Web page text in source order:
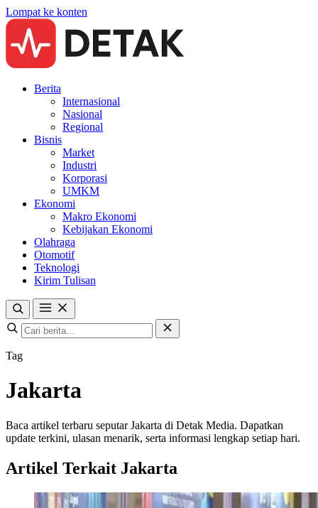
Lompat ke konten
Berita
Internasional
Nasional
Regional
Bisnis
Market
Industri
Korporasi
UMKM
Ekonomi
Makro Ekonomi
Kebijakan Ekonomi
Olahraga
Otomotif
Teknologi
Kirim Tulisan
Tag
Jakarta
Baca artikel terbaru seputar Jakarta di Detak Media. Dapatkan
update terkini, ulasan menarik, serta informasi lengkap setiap hari.
Artikel Terkait Jakarta